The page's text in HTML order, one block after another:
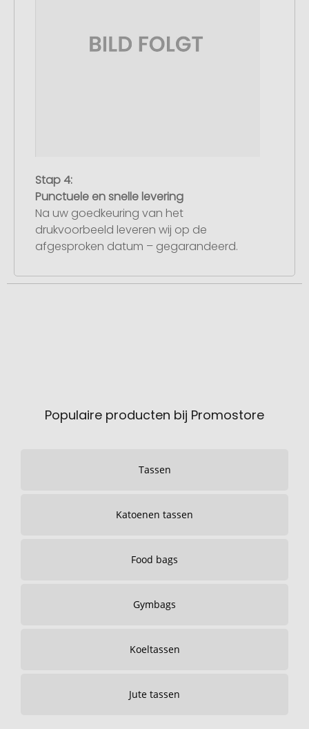
Stap 4:
Punctuele en snelle levering
Na uw goedkeuring van het
drukvoorbeeld leveren wij op de
afgesproken datum – gegarandeerd.
Populaire producten bij Promostore
Tassen
Katoenen tassen
Food bags
Gymbags
Koeltassen
Jute tassen